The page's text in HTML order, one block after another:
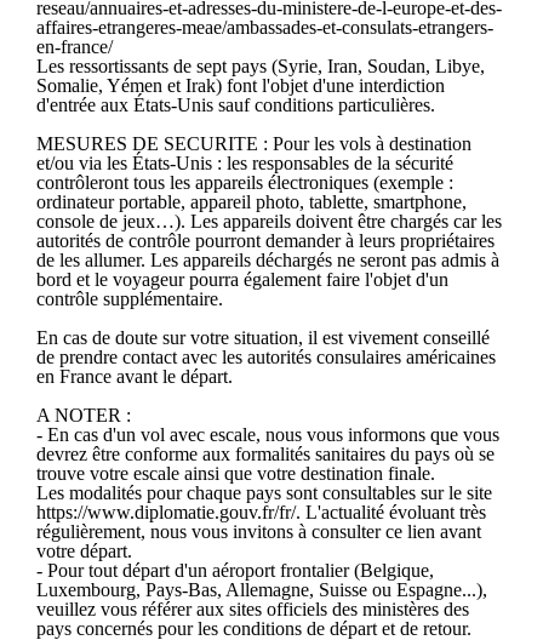
reseau/annuaires-et-adresses-du-ministere-de-l-europe-et-des-
affaires-etrangeres-meae/ambassades-et-consulats-etrangers-
en-france/
Les ressortissants de sept pays (Syrie, Iran, Soudan, Libye,
Somalie, Yémen et Irak) font l'objet d'une interdiction
d'entrée aux États-Unis sauf conditions particulières.
MESURES DE SECURITE : Pour les vols à destination
et/ou via les États-Unis : les responsables de la sécurité
contrôleront tous les appareils électroniques (exemple :
ordinateur portable, appareil photo, tablette, smartphone,
console de jeux…). Les appareils doivent être chargés car les
autorités de contrôle pourront demander à leurs propriétaires
de les allumer. Les appareils déchargés ne seront pas admis à
bord et le voyageur pourra également faire l'objet d'un
contrôle supplémentaire.
En cas de doute sur votre situation, il est vivement conseillé
de prendre contact avec les autorités consulaires américaines
en France avant le départ.
A NOTER :
- En cas d'un vol avec escale, nous vous informons que vous
devrez être conforme aux formalités sanitaires du pays où se
trouve votre escale ainsi que votre destination finale.
Les modalités pour chaque pays sont consultables sur le site
https://www.diplomatie.gouv.fr/fr/. L'actualité évoluant très
régulièrement, nous vous invitons à consulter ce lien avant
votre départ.
- Pour tout départ d'un aéroport frontalier (Belgique,
Luxembourg, Pays-Bas, Allemagne, Suisse ou Espagne...),
veuillez vous référer aux sites officiels des ministères des
pays concernés pour les conditions de départ et de retour.